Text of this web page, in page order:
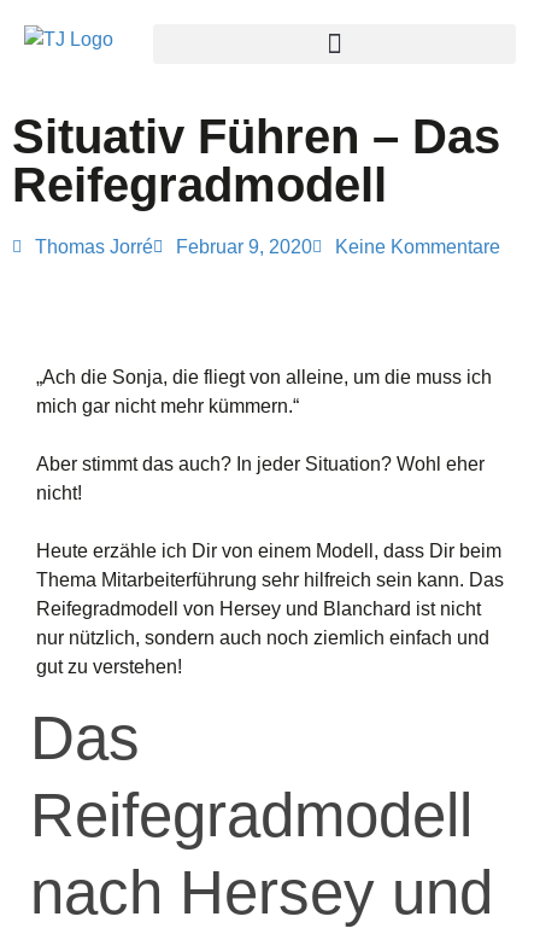
Situativ Führen – Das
Reifegradmodell
Thomas Jorré Februar 9, 2020 Keine Kommentare
„Ach die Sonja, die fliegt von alleine, um die muss ich
mich gar nicht mehr kümmern.“
Aber stimmt das auch? In jeder Situation? Wohl eher
nicht!
Heute erzähle ich Dir von einem Modell, dass Dir beim
Thema Mitarbeiterführung sehr hilfreich sein kann. Das
Reifegradmodell von Hersey und Blanchard ist nicht
nur nützlich, sondern auch noch ziemlich einfach und
gut zu verstehen!
Das
Reifegradmodell
nach Hersey und